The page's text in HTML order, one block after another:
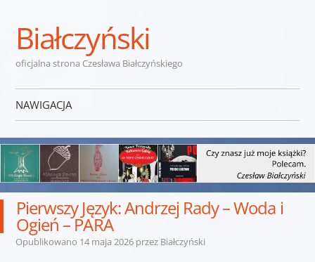
Białczyński
oficjalna strona Czesława Białczyńskiego
NAWIGACJA
Pierwszy Język: Andrzej Rady – Woda i
Ogień – PARA
Opublikowano 14 maja 2026przez Białczyński